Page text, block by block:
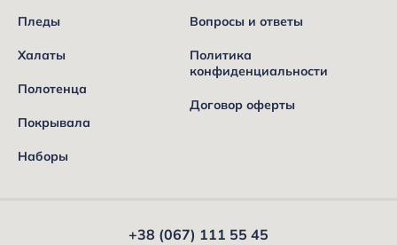
Пледы
Халаты
Полотенца
Покрывала
Наборы
Вопросы и ответы
Политика
конфиденциальности
Договор оферты
+38 (067) 111 55 45